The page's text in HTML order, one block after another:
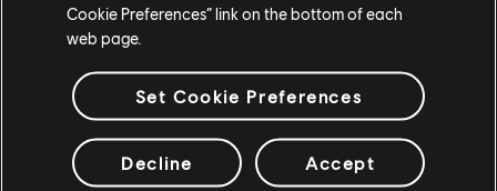
efectos del pase de batalla Y6S1. Si ya tienes el pase de
batalla Y6S1 podrás continuar donde lo dejaste.
Disponible solo durante Y10S1.
Recompensas actualizadas
Cookie Preferences” link on the bottom of each
web page.
Set Cookie Preferences
Decline Accept